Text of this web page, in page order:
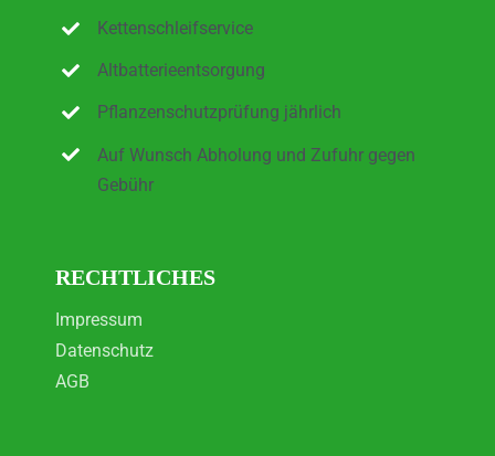
Kettenschleifservice
Altbatterieentsorgung
Pflanzenschutzprüfung jährlich
Auf Wunsch Abholung und Zufuhr gegen
Gebühr
RECHTLICHES
Impressum
Datenschutz
AGB